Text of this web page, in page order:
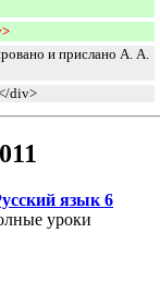
и прислано А. А.
div>
язык 6
уроки